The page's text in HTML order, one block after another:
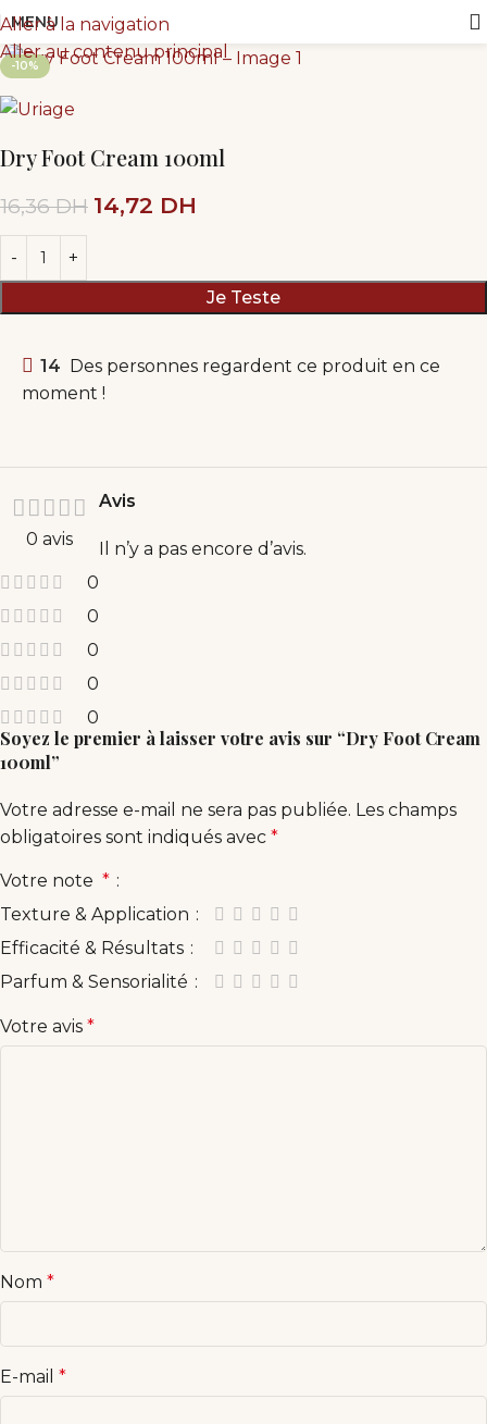
Aller à la navigation
Aller au contenu principal
MENU
-10%
Dry Foot Cream 100ml
16,36DH 14,72 DH
Je Teste
14 Des personnes regardent ce produit en ce
moment !
0 avis
0
0
0
0
0
Avis
Il n’y a pas encore d’avis.
Soyez le premier à laisser votre avis sur “Dry Foot Cream
100ml”
Votre adresse e-mail ne sera pas publiée. Les champs
obligatoires sont indiqués avec *
Votre note *
Texture & Application
Efficacité & Résultats
Parfum & Sensorialité
Votre avis *
Nom *
E-mail *